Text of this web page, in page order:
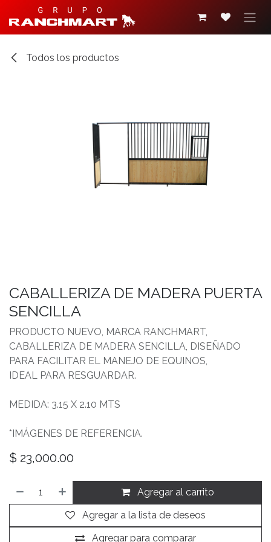
Ir al contenido
Todos los productos
CABALLERIZA DE MADERA PUERTA
SENCILLA
PRODUCTO NUEVO, MARCA RANCHMART,
CABALLERIZA DE MADERA SENCILLA, DISEÑADO
PARA FACILITAR EL MANEJO DE EQUINOS,
IDEAL PARA RESGUARDAR.
MEDIDA: 3.15 X 2.10 MTS
*IMÁGENES DE REFERENCIA.
$ 23,000.00
Agregar al carrito
Agregar para comparar
Agregar a la lista de deseos